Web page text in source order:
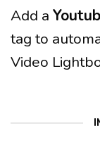
Add a
tag to
Video